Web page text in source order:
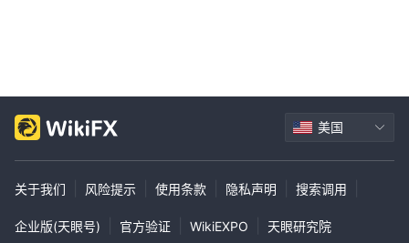
美国
关于我们 风险提示 使用条款 隐私声明 搜索调用
企业版(天眼号) 官方验证 WikiEXPO 天眼研究院